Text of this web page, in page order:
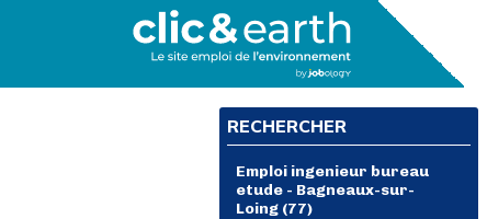
RECHERCHER
Emploi ingenieur bureau
etude - Bagneaux-sur-
Loing (77)